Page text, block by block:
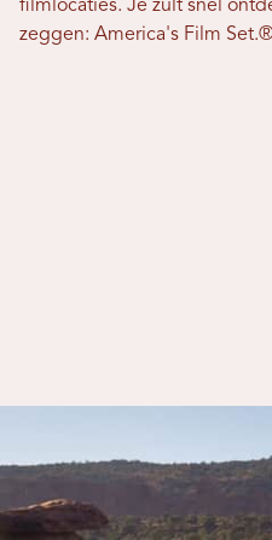
filmlocaties. Je zult snel
zeggen: America's Film